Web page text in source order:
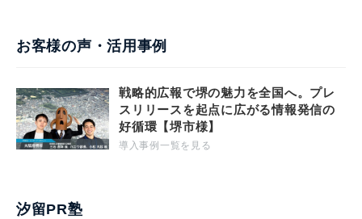
お客様の声・活用事例
戦略的広報で堺の魅力を全国へ。プレ
スリリースを起点に広がる情報発信の
好循環【堺市様】
導入事例一覧を見る
汐留PR塾